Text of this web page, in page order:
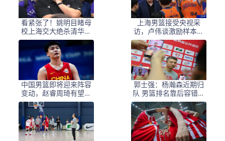
看紧张了！姚明目睹母
校上海交大绝杀清华难
掩兴奋与张伟丽击掌庆
祝
上海男篮接受央视采
访，卢伟谈激励样本，
张镇麟谈成长，李弘权
谈拼搏，王哲林谈职业
生涯圆满！
中国男篮即将迎来阵容
变动，赵睿周琦有望重
返队伍，郭士强压力大
郭士强：杨瀚森近期归
队 男篮排名靠后容错率
很小